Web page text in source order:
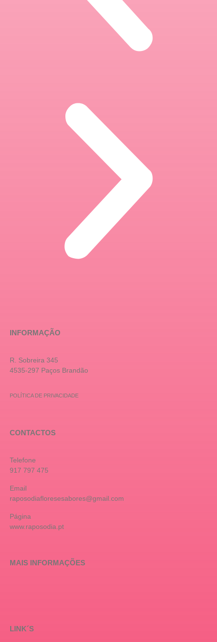
INFORMAÇÃO
R. Sobreira 345
4535-297 Paços Brandão
POLÍTICA DE PRIVACIDADE
CONTACTOS
Telefone
917 797 475
Email
raposodiafloresesabores@gmail.com
Página
www.raposodia.pt
MAIS INFORMAÇÕES
LINK´S